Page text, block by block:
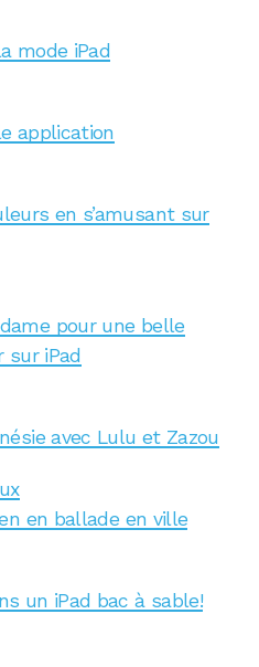
mode iPad
application
en s’amusant sur
pour une belle
sur iPad
avec Lulu et Zazou
en ballade en ville
un iPad bac à sable!